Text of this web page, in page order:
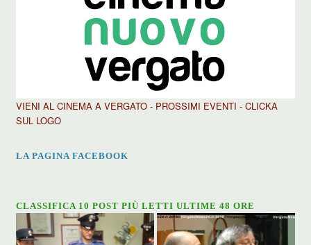
VIENI AL CINEMA A VERGATO - PROSSIMI EVENTI - CLICKA
SUL LOGO
LA PAGINA FACEBOOK
CLASSIFICA 10 POST PIÙ LETTI ULTIME 48 ORE